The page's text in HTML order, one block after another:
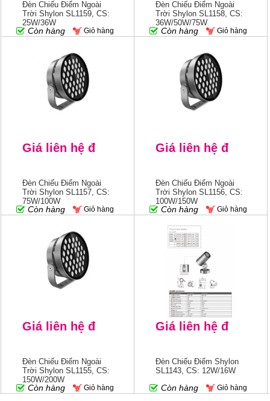
Đèn Chiếu Điểm Ngoài
Trời Shylon SL1159, CS:
25W/36W
Còn hàng Giỏ hàng
Đèn Chiếu Điểm Ngoài
Trời Shylon SL1158, CS:
36W/50W/75W
Còn hàng Giỏ hàng
Giá liên hệ đ
Đèn Chiếu Điểm Ngoài
Trời Shylon SL1157, CS:
75W/100W
Còn hàng Giỏ hàng
Giá liên hệ đ
Đèn Chiếu Điểm Ngoài
Trời Shylon SL1156, CS:
100W/150W
Còn hàng Giỏ hàng
Giá liên hệ đ
Đèn Chiếu Điểm Ngoài
Trời Shylon SL1155, CS:
150W/200W
Còn hàng Giỏ hàng
Giá liên hệ đ
Đèn Chiếu Điểm Shylon
SL1143, CS: 12W/16W
Còn hàng Giỏ hàng